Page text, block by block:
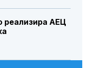
реализира АЕЦ